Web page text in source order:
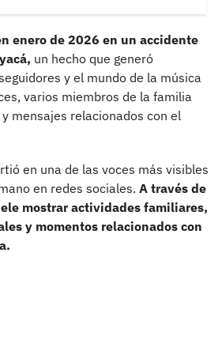
enero de 2026 en un accidente
un hecho que generó
y el mundo de la música
varios miembros de la familia
mensajes relacionados con el
en una de las voces más visibles
en redes sociales. A través de
mostrar actividades familiares,
y momentos relacionados con